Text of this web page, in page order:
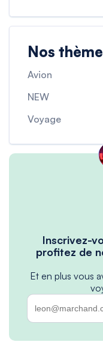
Nos
Avion
NEW
Voyage
Inscrivez-
profitez de
Et en plus vous